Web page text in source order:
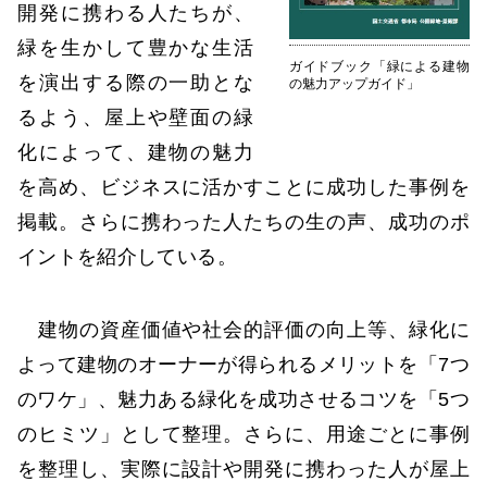
ガイドブック「緑による建物
の魅力アップガイド」
開発に携わる人たちが、
緑を生かして豊かな生活
を演出する際の一助とな
るよう、屋上や壁面の緑
化によって、建物の魅力
を高め、ビジネスに活かすことに成功した事例を
掲載。さらに携わった人たちの生の声、成功のポ
イントを紹介している。
建物の資産価値や社会的評価の向上等、緑化に
よって建物のオーナーが得られるメリットを「7つ
のワケ」、魅力ある緑化を成功させるコツを「5つ
のヒミツ」として整理。さらに、用途ごとに事例
を整理し、実際に設計や開発に携わった人が屋上